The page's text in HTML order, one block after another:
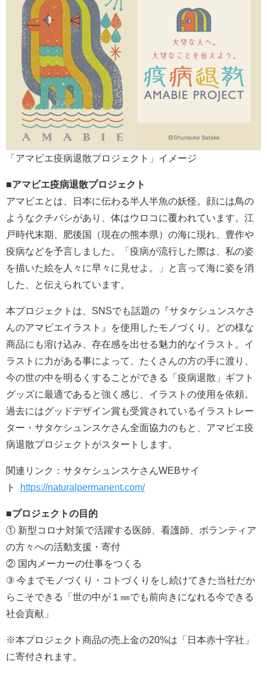
「アマビエ疫病退散プロジェクト」イメージ
■アマビエ疫病退散プロジェクト
アマビエとは、日本に伝わる半人半魚の妖怪。顔には鳥の
ようなクチバシがあり、体はウロコに覆われています。江
戸時代末期、肥後国（現在の熊本県）の海に現れ、豊作や
疫病などを予言しました。「疫病が流行した際は、私の姿
を描いた絵を人々に早々に見せよ。」と言って海に姿を消
した、と伝えられています。
本プロジェクトは、SNSでも話題の『サタケシュンスケさ
んのアマビエイラスト』を使用したモノづくり。どの様な
商品にも溶け込み、存在感を出せる魅力的なイラスト。イ
ラストに力がある事によって、たくさんの方の手に渡り、
今の世の中を明るくすることができる「疫病退散」ギフト
グッズに最適であると強く感じ、イラストの使用を依頼。
過去にはグッドデザイン賞も受賞されているイラストレー
ター・サタケシュンスケさん全面協力のもと、アマビエ疫
病退散プロジェクトがスタートします。
関連リンク：サタケシュンスケさんWEBサイ
ト
https://naturalpermanent.com/
■プロジェクトの目的
① 新型コロナ対策で活躍する医師、看護師、ボランティア
の方々への活動支援・寄付
② 国内メーカーの仕事をつくる
③ 今までモノづくり・コトづくりをし続けてきた当社だか
らこそできる「世の中が１㎜でも前向きになれる今できる
社会貢献」
※本プロジェクト商品の売上金の20%は「日本赤十字社」
に寄付されます。